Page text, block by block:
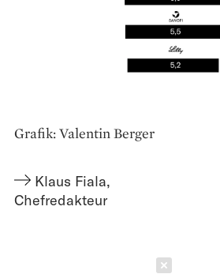
Grafik: Valentin Berger
Klaus Fiala,
Chefredakteur